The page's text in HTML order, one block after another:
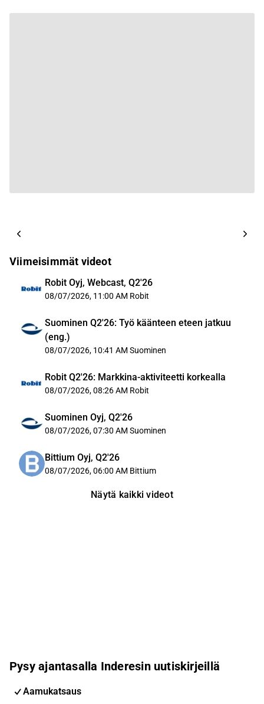
Viimeisimmät videot
Robit Oyj, Webcast, Q2'26
08/07/2026, 11:00 AM Robit
Suominen Q2'26: Työ käänteen eteen jatkuu
(eng.)
08/07/2026, 10:41 AM Suominen
Robit Q2'26: Markkina-aktiviteetti korkealla
08/07/2026, 08:26 AM Robit
Suominen Oyj, Q2'26
08/07/2026, 07:30 AM Suominen
Bittium Oyj, Q2'26
08/07/2026, 06:00 AM Bittium
Näytä kaikki videot
Pysy ajantasalla Inderesin uutiskirjeillä
Aamukatsaus